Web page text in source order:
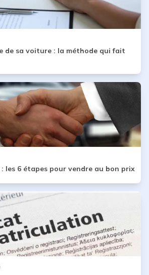
de sa voiture : la méthode qui fait
les 6 étapes pour vendre au bon prix